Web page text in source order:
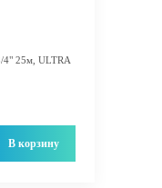
25м, ULTRA
В корзину